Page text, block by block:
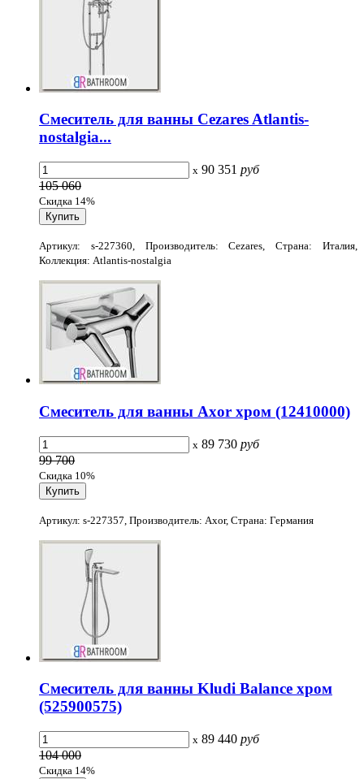
Смеситель для ванны Cezares Atlantis-
nostalgia...
x 90 351 руб
105 060
Скидка 14%
Артикул: s-227360, Производитель: Cezares, Страна: Италия,
Коллекция: Atlantis-nostalgia
Смеситель для ванны Axor хром (12410000)
x 89 730 руб
99 700
Скидка 10%
Артикул: s-227357, Производитель: Axor, Страна: Германия
Смеситель для ванны Kludi Balance хром
(525900575)
x 89 440 руб
104 000
Скидка 14%